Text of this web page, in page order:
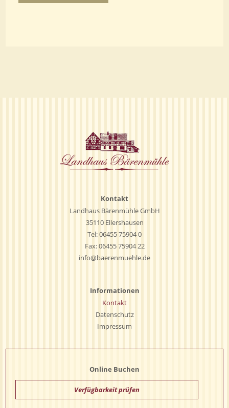
Kontakt
Landhaus Bärenmühle GmbH
35110 Ellershausen
Tel:06455 75904 0
Fax: 06455 75904 22
info@baerenmuehle.de
Informationen
Kontakt
Datenschutz
Impressum
Online Buchen
Verfügbarkeit prüfen